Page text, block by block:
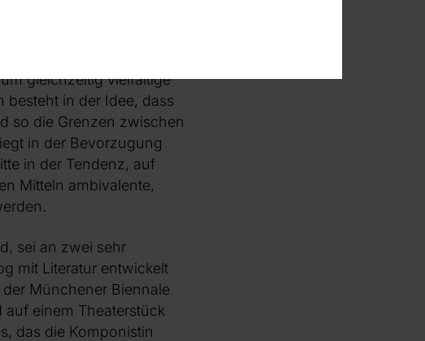
gleichzeitig vielfältige
besteht in der Idee, dass
so die Grenzen zwischen
in der Bevorzugung
in der Tendenz, auf
Mitteln ambivalente,
sei an zwei sehr
mit Literatur entwickelt
Münchener Biennale
auf einem Theaterstück
das die Komponistin